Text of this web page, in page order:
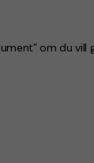
om du vill